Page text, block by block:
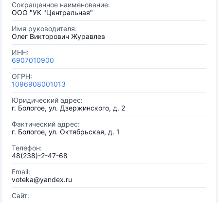
Сокращенное наименование:
ООО "УК "Центральная"
Имя руководителя:
Олег Викторович Журавлев
ИНН:
6907010900
ОГРН:
1096908001013
Юридический адрес:
г. Бологое, ул. Дзержинского, д. 2
Фактический адрес:
г. Бологое, ул. Октябрьская, д. 1
Телефон:
48(238)-2-47-68
Email:
voteka@yandex.ru
Сайт: